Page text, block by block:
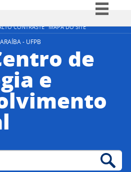
CONTRASTE MAPA DO SITE
Simplifique!
Participe
Legislação
Canais
- UFPB
de
e